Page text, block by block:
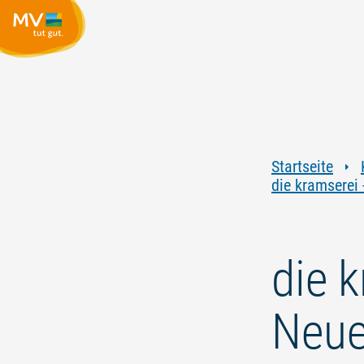
Startseite
die kramserei
die